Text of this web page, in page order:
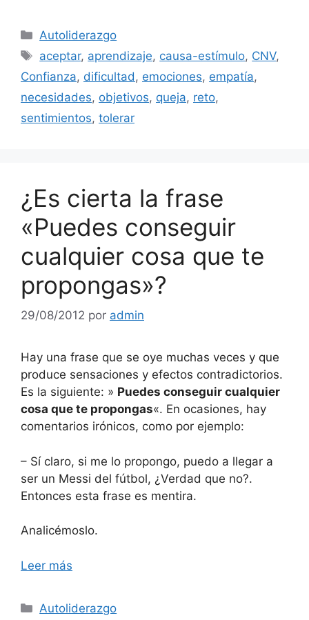
Categorías
Autoliderazgo
Etiquetas
aceptar, aprendizaje, causa-estímulo, CNV,
Confianza, dificultad , emociones, empatía,
necesidades, objetivos, queja, reto,
sentimientos, tolerar
¿Es cierta la frase
«Puedes conseguir
cualquier cosa que te
propongas»?
29/08/2012 por admin
Hay una frase que se oye muchas veces y que
produce sensaciones y efectos contradictorios.
Es la siguiente: » Puedes conseguir cualquier
cosa que te propongas«. En ocasiones, hay
comentarios irónicos, como por ejemplo:
– Sí claro, si me lo propongo, puedo a llegar a
ser un Messi del fútbol, ¿Verdad que no?.
Entonces esta frase es mentira.
Analicémoslo.
Leer más
Categorías
Autoliderazgo